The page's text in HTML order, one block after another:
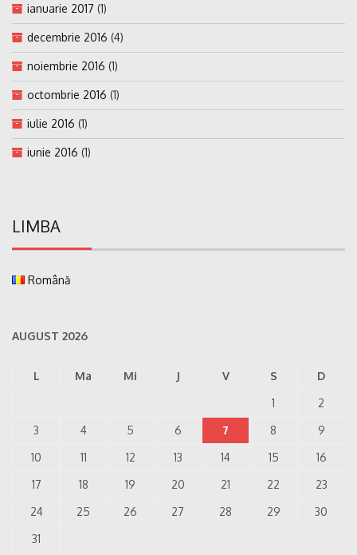
ianuarie 2017 (1)
decembrie 2016 (4)
noiembrie 2016 (1)
octombrie 2016 (1)
iulie 2016 (1)
iunie 2016 (1)
LIMBA
Română
AUGUST 2026
L Ma Mi J V S
D
1
2
3
4 5 6 7 8
9
10
11 12 13 14 15
16
17
18 19 20 21 22
23
24
25 26 27 28 29
30
31